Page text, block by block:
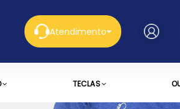
Atendimento
TECLAS